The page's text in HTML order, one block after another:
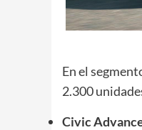
En el
2.300
Civic